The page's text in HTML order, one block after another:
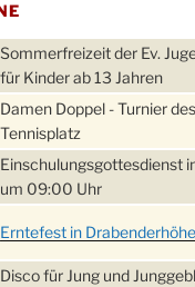
Sommerfreizeit der Ev.
für Kinder ab 13 Jahren
Damen Doppel - Turnier
Tennisplatz
Einschulungsgottesdienst
um 09:00 Uhr
Erntefest in Drabenderhöhe
Disco für Jung und